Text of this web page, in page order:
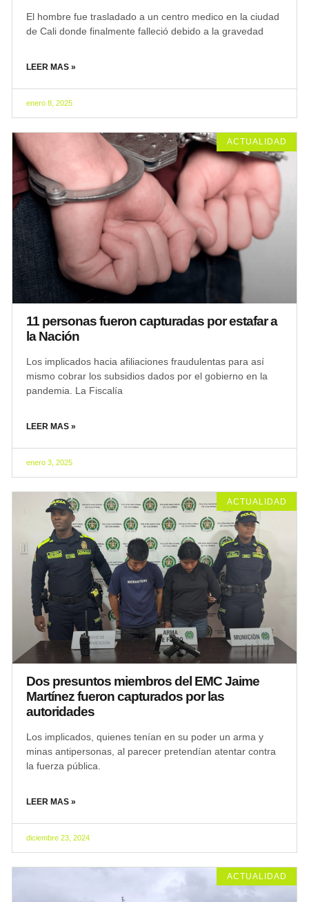
El hombre fue trasladado a un centro medico en la ciudad
de Cali donde finalmente falleció debido a la gravedad
LEER MAS »
enero 8, 2025
ACTUALIDAD
11 personas fueron capturadas por estafar a
la Nación
Los implicados hacia afiliaciones fraudulentas para así
mismo cobrar los subsidios dados por el gobierno en la
pandemia. La Fiscalía
LEER MAS »
enero 3, 2025
ACTUALIDAD
Dos presuntos miembros del EMC Jaime
Martínez fueron capturados por las
autoridades
Los implicados, quienes tenían en su poder un arma y
minas antipersonas, al parecer pretendían atentar contra
la fuerza pública.
LEER MAS »
diciembre 23, 2024
ACTUALIDAD